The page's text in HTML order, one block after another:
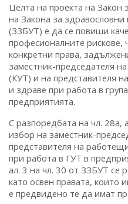
Целта на проекта на
на Закона за здравословни
(ЗЗБУТ) е да се повиши
професионалните рискове,
конкретни права,
заместник-председателя
(КУТ) и на представителя
и здраве при работа в
предприятията.
С разпоредбата на чл. 28а,
избор на заместник-
представителя на
при работа в ГУТ в
ал. 3 на чл. 30 от ЗЗБУТ се
като освен правата, които
е предвидено те да имат